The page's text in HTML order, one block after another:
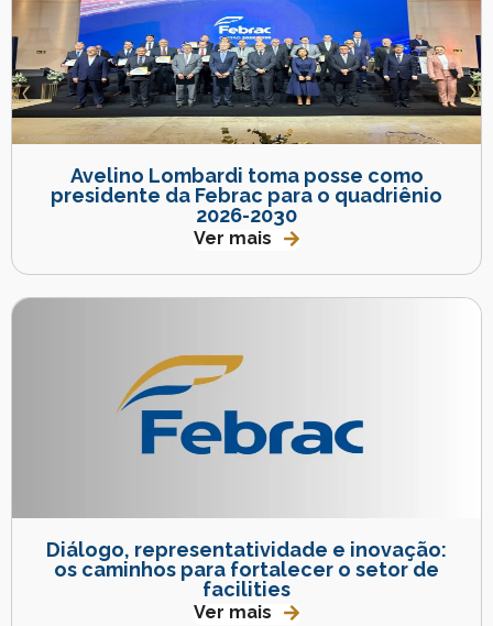
Avelino Lombardi toma posse como
presidente da Febrac para o quadriênio
2026-2030
Ver mais
Diálogo, representatividade e inovação:
os caminhos para fortalecer o setor de
facilities
Ver mais